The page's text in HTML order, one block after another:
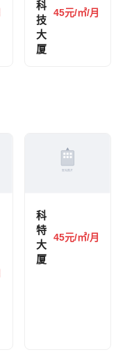
科
技
大
厦
45元/㎡/月
科
特
大
厦
45元/㎡/月